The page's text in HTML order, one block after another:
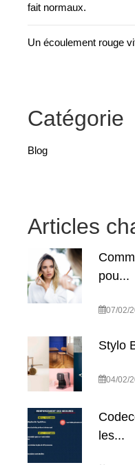
fait normaux.
Un écoulement rouge
Catégorie
Blog
Articles
pou...
07/02/
Stylo
04/02/
les...